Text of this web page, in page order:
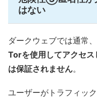
はない
ダークウェブでは通常、
Torを使用してアクセ
は保証されません。
ユーザーがトラフィッ